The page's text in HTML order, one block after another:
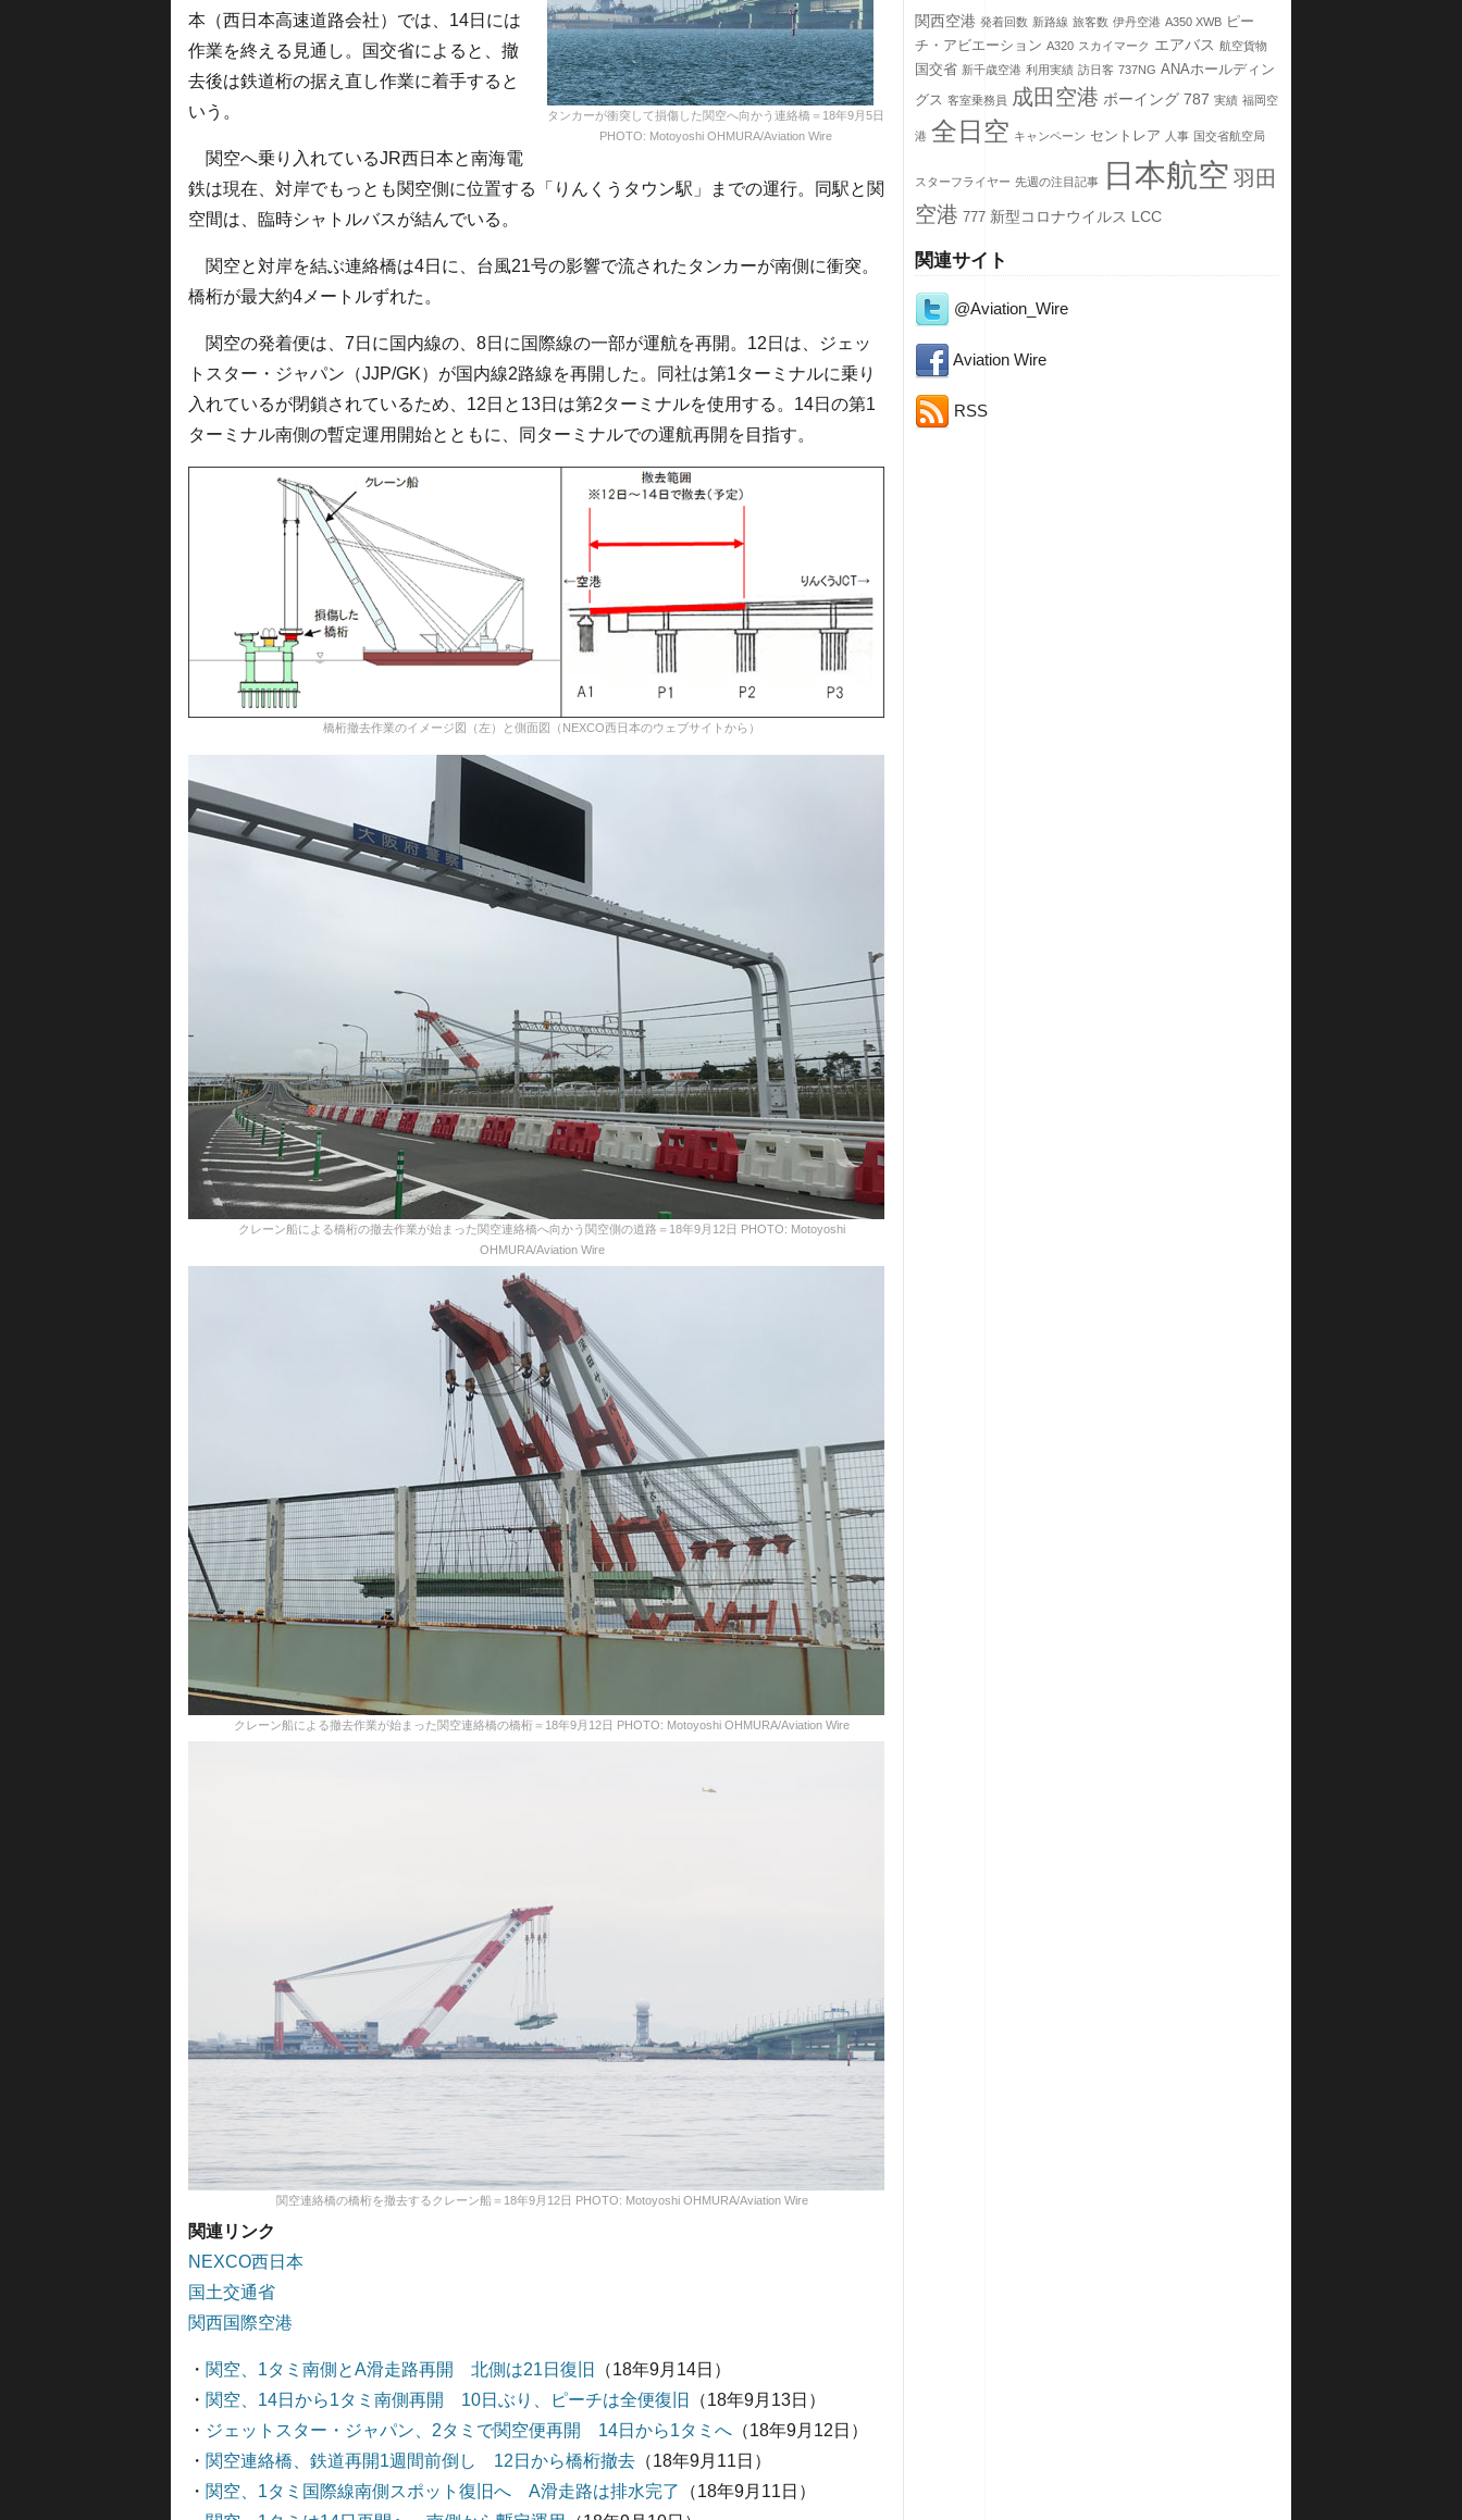
関西空港 発着回数 新路線 旅客数 伊丹空港 A350 XWB ピー
チ・アビエーション A320 スカイマーク エアバス 航空貨物
国交省 新千歳空港 利用実績 訪日客 737NG ANAホールディン
グス 客室乗務員 成田空港 ボーイング 787 実績 福岡空
港 全日空 キャンペーン セントレア 人事 国交省航空局
スターフライヤー 先週の注目記事 日本航空 羽田
空港 777 新型コロナウイルス LCC
関連サイト
@Aviation_Wire
Aviation Wire
RSS
タンカーが衝突して損傷した関空へ向かう連絡橋＝18年9月5日
PHOTO: Motoyoshi OHMURA/Aviation Wire
本（西日本高速道路会社）では、14日には
作業を終える見通し。国交省によると、撤
去後は鉄道桁の据え直し作業に着手すると
いう。
関空へ乗り入れているJR西日本と南海電
鉄は現在、対岸でもっとも関空側に位置する「りんくうタウン駅」までの運行。同駅と関
空間は、臨時シャトルバスが結んでいる。
関空と対岸を結ぶ連絡橋は4日に、台風21号の影響で流されたタンカーが南側に衝突。
橋桁が最大約4メートルずれた。
関空の発着便は、7日に国内線の、8日に国際線の一部が運航を再開。12日は、ジェッ
トスター・ジャパン（JJP/GK）が国内線2路線を再開した。同社は第1ターミナルに乗り
入れているが閉鎖されているため、12日と13日は第2ターミナルを使用する。14日の第1
ターミナル南側の暫定運用開始とともに、同ターミナルでの運航再開を目指す。
橋桁撤去作業のイメージ図（左）と側面図（NEXCO西日本のウェブサイトから）
クレーン船による橋桁の撤去作業が始まった関空連絡橋へ向かう関空側の道路＝18年9月12日 PHOTO: Motoyoshi
OHMURA/Aviation Wire
クレーン船による撤去作業が始まった関空連絡橋の橋桁＝18年9月12日 PHOTO: Motoyoshi OHMURA/Aviation Wire
関空連絡橋の橋桁を撤去するクレーン船＝18年9月12日 PHOTO: Motoyoshi OHMURA/Aviation Wire
関連リンク
NEXCO西日本
国土交通省
関西国際空港
・ 関空、1タミ南側とA滑走路再開 北側は21日復旧
（18年9月14日）
・ 関空、14日から1タミ南側再開 10日ぶり、ピーチは全便復旧
（18年9月13日）
・ ジェットスター・ジャパン、2タミで関空便再開 14日から1タミへ （18年9月12日）
・ 関空連絡橋、鉄道再開1週間前倒し 12日から橋桁撤去 （18年9月11日）
・ 関空、1タミ国際線南側スポット復旧へ A滑走路は排水完了
（18年9月11日）